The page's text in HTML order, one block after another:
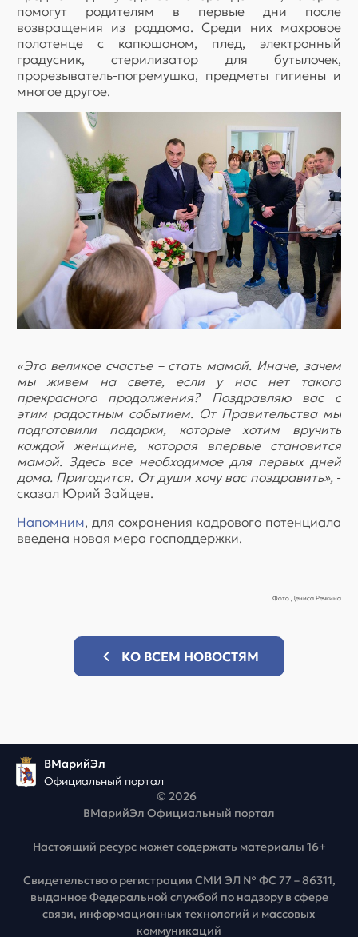
помогут родителям в первые дни после
возвращения из роддома. Среди них махровое
полотенце с капюшоном, плед, электронный
градусник, стерилизатор для бутылочек,
прорезыватель-погремушка, предметы гигиены и
многое другое.
«Это великое счастье – стать мамой. Иначе, зачем
мы живем на свете, если у нас нет такого
прекрасного продолжения? Поздравляю вас с
этим радостным событием. От Правительства мы
подготовили подарки, которые хотим вручить
каждой женщине, которая впервые становится
мамой. Здесь все необходимое для первых дней
дома. Пригодится. От души хочу вас поздравить», -
сказал Юрий Зайцев.
Напомним, для сохранения кадрового потенциала
введена новая мера господдержки.
Фото Дениса Речкина
КО ВСЕМ НОВОСТЯМ
ВМарийЭл
Официальный портал
© 2026
ВМарийЭл Официальный портал
Настоящий ресурс может содержать материалы 16+
Свидетельство о регистрации СМИ ЭЛ № ФС 77 – 86311,
выданное Федеральной службой по надзору в сфере
связи, информационных технологий и массовых
коммуникаций